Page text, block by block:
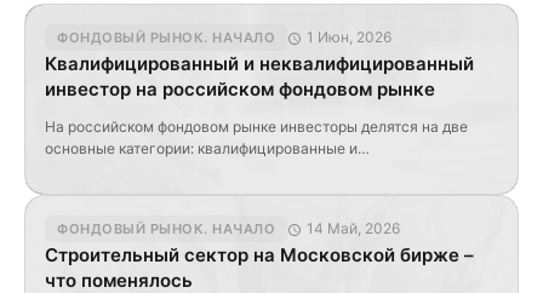
ФОНДОВЫЙ РЫНОК. НАЧАЛО 1 Июн, 2026
Квалифицированный и неквалифицированный
инвестор на российском фондовом рынке
На российском фондовом рынке инвесторы делятся на две
основные категории: квалифицированные и
логики: чем сложнее продукт и выше риск потерь, тем больше
опыта, знаний или финансовой устойчивости должно быть у
инвестора. Для начинающего или инвестора […]
ФОНДОВЫЙ РЫНОК. НАЧАЛО 14 Май, 2026
Строительный сектор на Московской бирже –
что поменялось